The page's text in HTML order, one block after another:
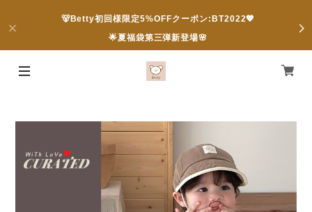
🐻Betty初回様限定5%OFFクーポン:BT2022💖
🌟夏福袋第三弾新登場🌸